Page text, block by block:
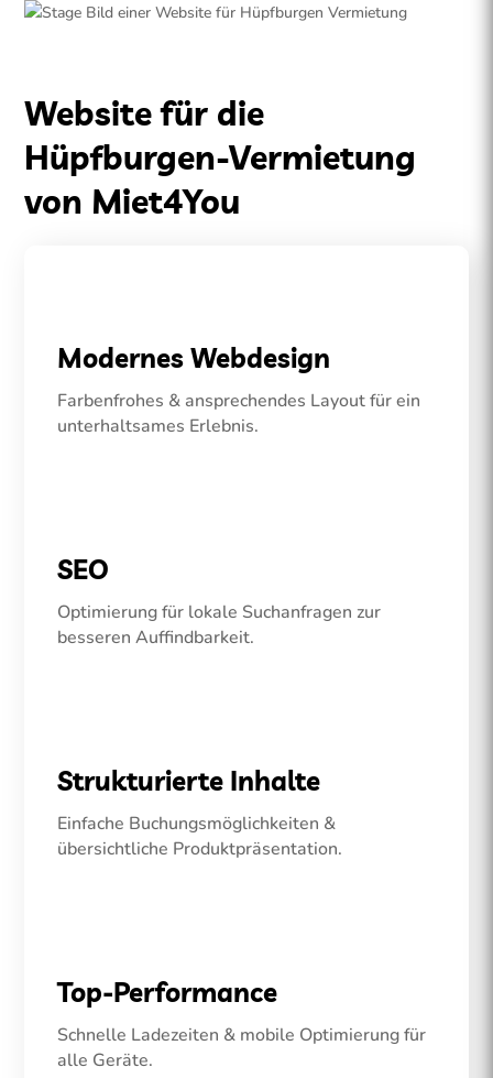
Website für die
Hüpfburgen-Vermietung
von Miet4You
Modernes Webdesign
Farbenfrohes & ansprechendes Layout für ein
unterhaltsames Erlebnis.
SEO
Optimierung für lokale Suchanfragen zur
besseren Auffindbarkeit.
Strukturierte Inhalte
Einfache Buchungsmöglichkeiten &
übersichtliche Produktpräsentation.
Top-Performance
Schnelle Ladezeiten & mobile Optimierung für
alle Geräte.